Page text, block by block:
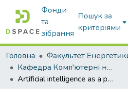
Фонди
та
зібрання
Пошук за
критеріями
Головна
Кафедра Комп'ютерні науки
Artificial intelligence as a paradigm in university education: challenges and solutions